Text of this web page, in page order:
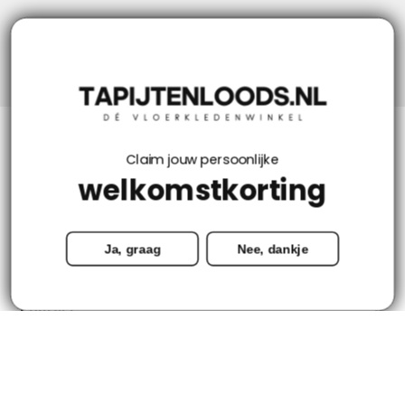
Mijn account
Categorieën
Contact
Claim jouw persoonlijke
welkomstkorting
Ja, graag Nee, dankje